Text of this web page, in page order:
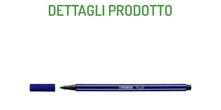
DETTAGLI PRODOTTO